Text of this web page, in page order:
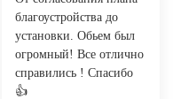
благоустройства до
установки. Обьем был
огромный! Все отлично
справились ! Спасибо
👍